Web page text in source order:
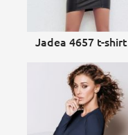
Jadea 4657 t-shirt